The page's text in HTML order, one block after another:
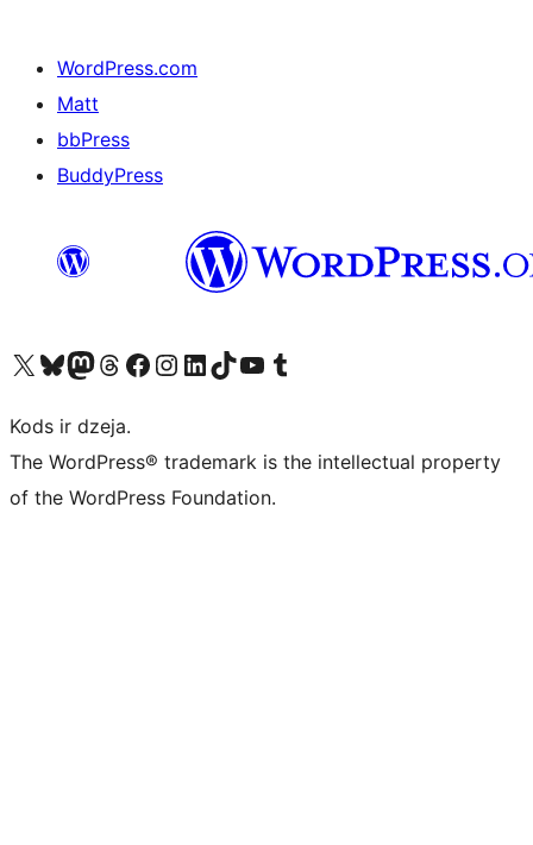
WordPress.com
Matt
bbPress
BuddyPress
Apmeklējiet mūsu X (agrāk Twitter) kontu
Apmeklējiet mūsu Bluesky kontu
Apmeklējiet mūsu Mastodon kontu
Apmeklējiet mūsu Threads kontu
Apmeklējiet mūsu Facebook lapuApmeklējiet mūsu Instagram kontu
Apmeklējiet mūsu LinkedIn kontu
Apmeklējiet mūsu TikTok kontu
Apmeklējiet mūsu YouTube kanālu
Apmeklējiet mūsu Tumblr kontu
Kods ir dzeja.
The WordPress® trademark is the intellectual property
of the WordPress Foundation.